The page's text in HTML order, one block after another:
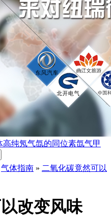
高纯氖气氙的同位素氙气甲
气体指南 » 二氧化碳竟然可以
改变风味